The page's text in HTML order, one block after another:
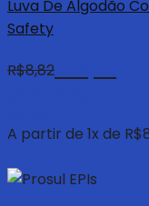
Luva De Algodão
Safety
A partir de 1x de R$
R$8,82